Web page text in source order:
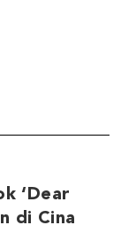
‘Dear
di Cina